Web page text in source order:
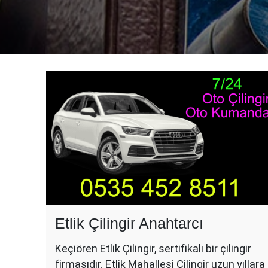
Etlik Çilingir Anahtarcı
Keçiören Etlik Çilingir, sertifikalı bir çilingir
firmasıdır. Etlik Mahallesi Çilingir uzun yıllara